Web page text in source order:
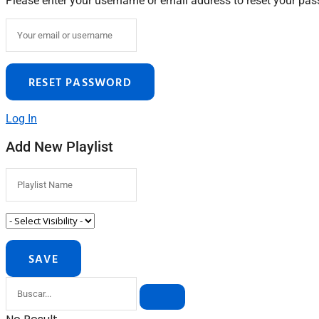
Log In
Add New Playlist